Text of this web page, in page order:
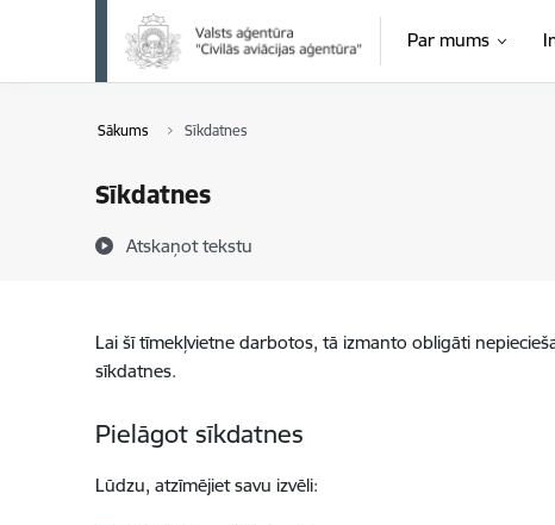
Pāriet uz lapas saturu
Par mums
Sākums Sīkdatnes
Sīkdatnes
Atskaņot tekstu
Lai šī tīmekļvietne darbotos, tā izmanto obligāti
sīkdatnes.
Pielāgot sīkdatnes
Lūdzu, atzīmējiet savu izvēli: